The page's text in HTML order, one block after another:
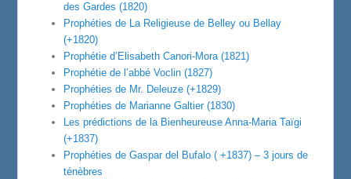
des Gardes (1820)
Prophéties de La Religieuse de Belley ou Bellay
(+1820)
Prophétie d’Elisabeth Canori-Mora (1821)
Prophétie de l’abbé Voclin (1827)
Prophéties de Mr. Deleuze (+1829)
Prophéties de Marianne Galtier (1830)
Les prédictions de la Bienheureuse Anna-Maria Taïgi
(+1837)
Prophéties de Gaspar del Bufalo ( +1837) – 3 jours de
ténèbres